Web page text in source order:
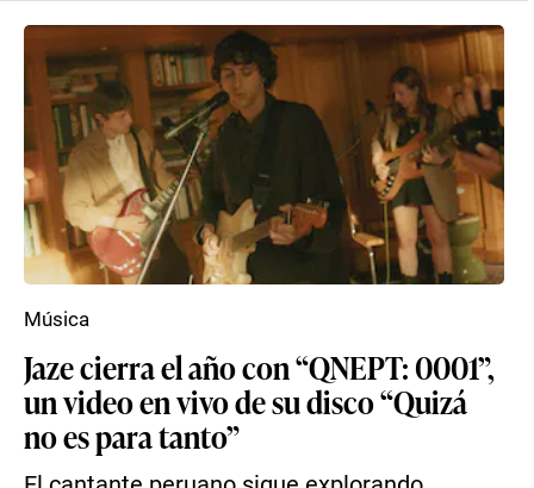
Jaze cierra el año con “QNEPT: 0001”,
un video en vivo de su disco “Quizá
no es para tanto”
Música